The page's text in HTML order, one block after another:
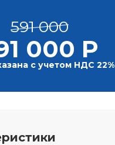
591 000
000 Р
с учетом НДС 22%